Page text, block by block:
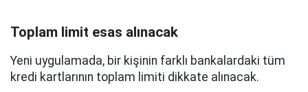
Toplam limit esas alınacak
Yeni uygulamada, bir kişinin farklı bankalardaki tüm
kredi kartlarının toplam limiti dikkate alınacak.